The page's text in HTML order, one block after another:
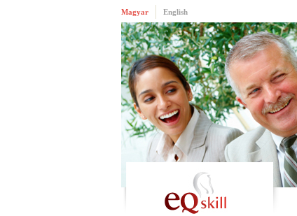
Magyar English